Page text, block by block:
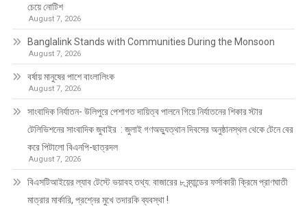
চেয়ে নোটিশ
August 7, 2026
Banglalink Stands with Communities During the Monsoon
August 7, 2026
বর্ষায় মানুষের পাশে বাংলালিংক
August 7, 2026
সাংবাদিক নির্যাতন- উলিপুরে পেশাগত দায়িত্ব পালনে গিয়ে নির্যাতনের শিকার স্টার
টেলিভিশনের সাংবাদিক জুবাইর : জুলাই গণঅভ্যুত্থান দিবসের অনুষ্ঠানস্থল থেকে টেনে বের
করে পিটালো বিএনপি-ছাত্রদল
August 7, 2026
বিএসটিআইয়ের ল্যাব টেস্টে ভয়াবহ তথ্য: বাজারের ৮ ব্র্যান্ডের ফর্সাকারী ক্রিমে প্রাণঘাতী
মাত্রার মার্কারি, প্রশ্নের মুখে তদারকি ব্যবস্থা !